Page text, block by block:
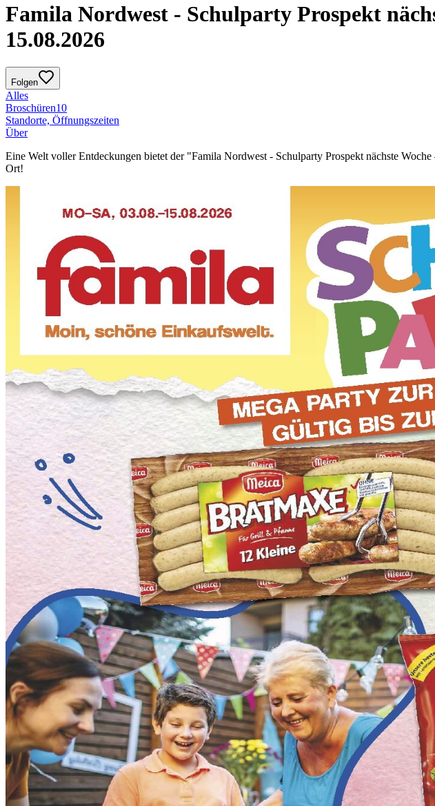
Famila Nordwest - Schulparty Prospekt
15.08.2026
Folgen
Alles
Broschüren10
Standorte, Öffnungszeiten
Über
Eine Welt voller Entdeckungen bietet der "Famila Nordwest - Schulparty Prospekt nächste
Ort!